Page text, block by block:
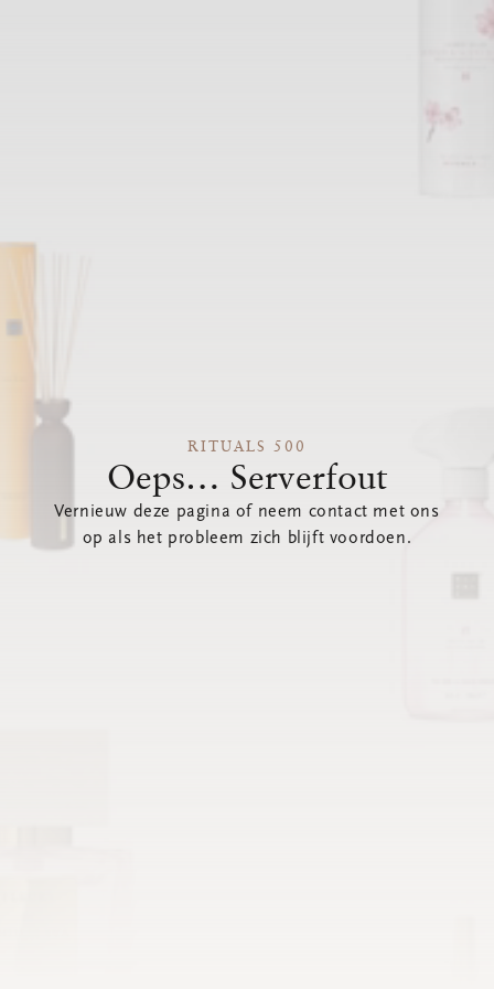
RITUALS 500
Oeps… Serverfout
Vernieuw deze pagina of neem contact met ons
op als het probleem zich blijft voordoen.